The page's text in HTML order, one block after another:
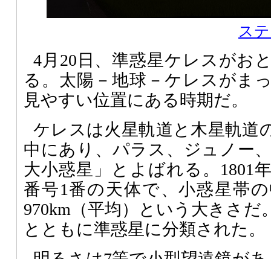
ス
4月20日、準惑星ケレスがお
る。太陽－地球－ケレスがま
見やすい位置にある時期だ。
ケレスは火星軌道と木星軌道
中にあり、パラス、ジュノー
大小惑星」とよばれる。1801
番号1番の天体で、小惑星帯
970km（平均）という大きさだ
とともに準惑星に分類された。